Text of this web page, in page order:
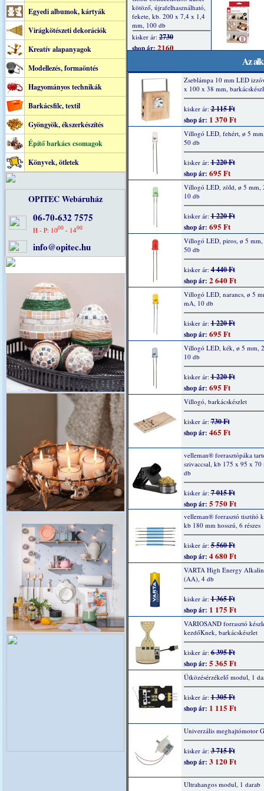
Egyedi albumok, kártyák
Virágkötészeti dekorációk
Kreatív alapanyagok
Modellezés, formaöntés
Hagyományos technikák
Barkácsfilc, textil
Gyöngyök, ékszerkészítés
Építő barkács csomagok
Könyvek, ötletek
OPITEC Webáruház
06-70-632 7575
H - P: 1000 - 1400
info@opitec.hu
Az
Zseblámpa 10 mm LED
x 100 x 38 mm,
kisker ár:2 115 Ft
shop ár: 1 370 Ft
Villogó LED, fehért, ø 5
50 db
kisker ár:1 220 Ft
shop ár: 695 Ft
Villogó LED, zöld, ø 5 mm,
10 db
kisker ár:1 220 Ft
shop ár: 695 Ft
Villogó LED, piros, ø 5
50 db
kisker ár:4 440 Ft
shop ár: 2 640 Ft
Villogó LED, narancs, ø 5
mA, 10 db
kisker ár:1 220 Ft
shop ár: 695 Ft
Villogó LED, kék, ø 5 mm,
10 db
kisker ár:1 220 Ft
shop ár: 695 Ft
Villogó, barkácskészlet
kisker ár:730 Ft
shop ár: 465 Ft
velleman® forrasztópáka
szivaccsal, kb 175 x 95 x 70
db
kisker ár:7 015 Ft
shop ár: 5 750 Ft
velleman® forrasztó tisztító
kb 180 mm hosszú, 6 részes
kisker ár:5 560 Ft
shop ár: 4 680 Ft
VARTA High Energy
(AA), 4 db
kisker ár:1 365 Ft
shop ár: 1 175 Ft
VARIOSAND forrasztó
kezdőKnek, barkácskészlet
kisker ár:6 395 Ft
shop ár: 5 365 Ft
Ütközésérzékelő modul, 1
kisker ár:1 305 Ft
shop ár: 1 115 Ft
Univerzális meghajtómotor
kisker ár:3 715 Ft
shop ár: 3 120 Ft
Ultrahangos modul, 1 darab